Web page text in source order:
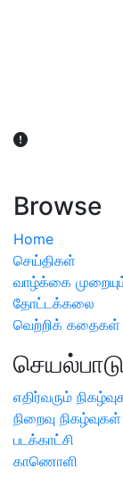
Browse
Home
செய்திகள்
வாழ்க்கை
தோட்டக்கலை
வெற்றிக் கதைகள்
எதிர்வரும்
நிறைவு நிகழ்வுகள்
படக்காட்சி
காணொளி